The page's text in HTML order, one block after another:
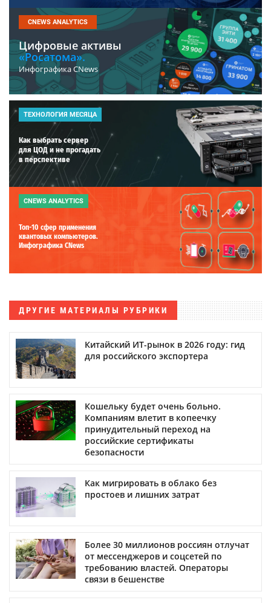
CNEWS ANALYTICS
Цифровые активы
«Росатома».
Инфографика CNews
ТЕХНОЛОГИЯ МЕСЯЦА
Как выбрать сервер
для ЦОД и не прогадать
в перспективе
CNEWS ANALYTICS
Топ-10 сфер применения
квантовых компьютеров.
Инфографика CNews
ДРУГИЕ МАТЕРИАЛЫ РУБРИКИ
Китайский ИТ-рынок в 2026 году: гид
для российского экспортера
Кошельку будет очень больно.
Компаниям влетит в копеечку
принудительный переход на
российские сертификаты
безопасности
Как мигрировать в облако без
простоев и лишних затрат
Более 30 миллионов россиян отлучат
от мессенджеров и соцсетей по
требованию властей. Операторы
связи в бешенстве